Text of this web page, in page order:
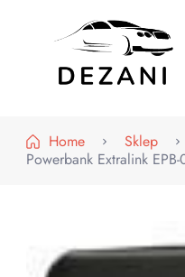
Home
Sklep
Powerbank Extralink